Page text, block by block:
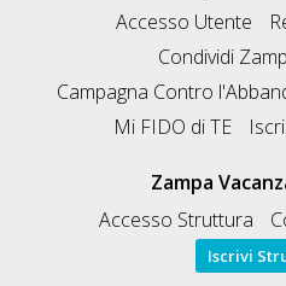
Accesso Utente
Condividi
Campagna Contro
Mi FIDO di TE
Zampa
Accesso Struttura
Iscrivi